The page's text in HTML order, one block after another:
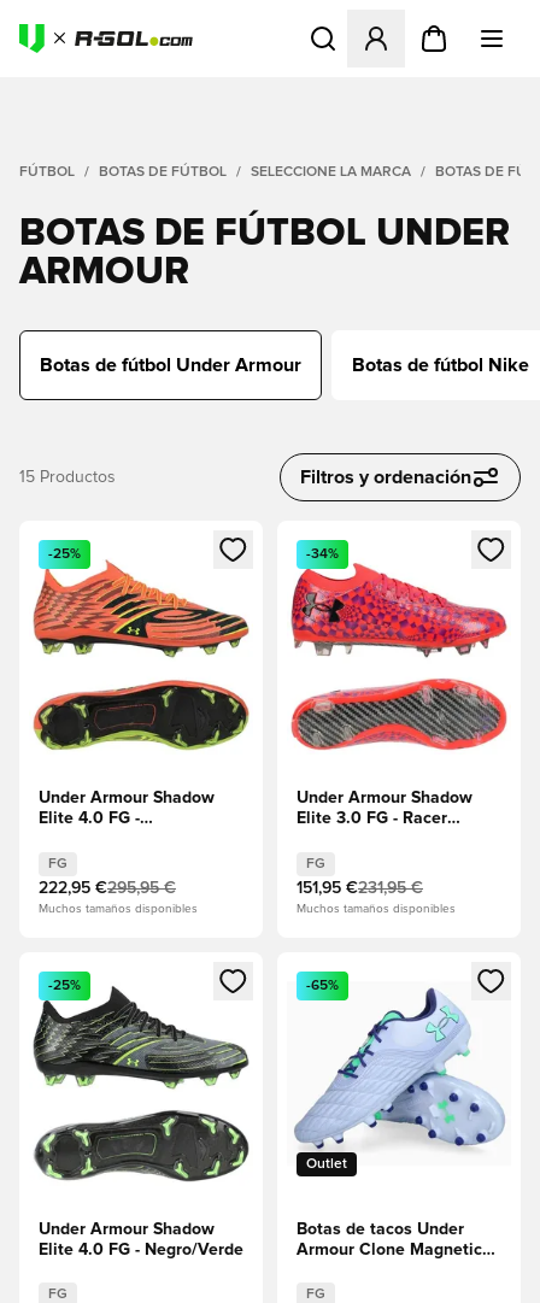
Abre un modal para iniciar
FÚTBOL BOTAS DE FÚTBOL SELECCIONE LA MARCA BOTAS DE
BOTAS DE FÚTBOL UNDER
ARMOUR
Botas de fútbol Under Armour Botas de fútbol Nike
15 Productos Filtros y ordenación
Abre un modal para iniciar sesión o registrarse como
-25%
Under Armour Shadow
Elite 4.0 FG -
FG
222,95 €295,95 €
Muchos tamaños disponibles
Abre un modal para iniciar
-34%
Under Armour Shadow
Elite 3.0 FG - Racer
FG
151,95 €231,95 €
Muchos tamaños disponibles
Abre un modal para iniciar sesión o registrarse como
-25%
Under Armour Shadow
Elite 4.0 FG - Negro/Verde
FG
Abre un modal para iniciar
Outlet
-65%
Botas de tacos Under
Armour Clone Magnetico
FG